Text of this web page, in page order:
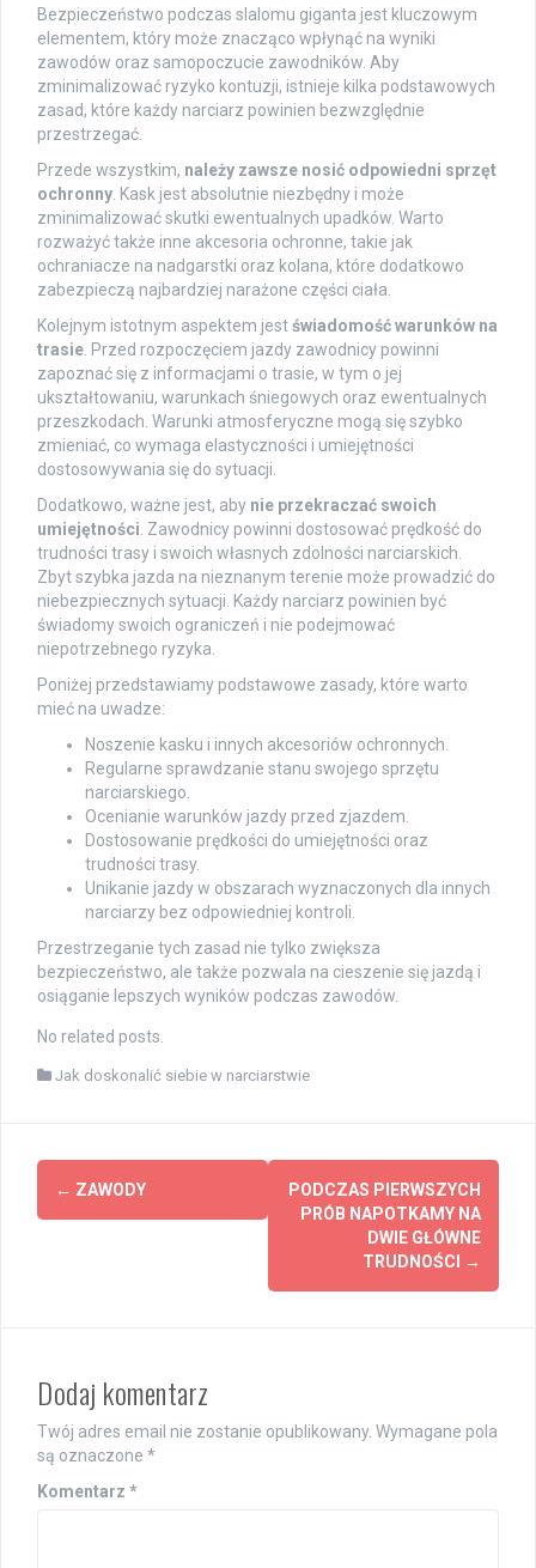
Bezpieczeństwo podczas slalomu giganta jest kluczowym
elementem, który może znacząco wpłynąć na wyniki
zawodów oraz samopoczucie zawodników. Aby
zminimalizować ryzyko kontuzji, istnieje kilka podstawowych
zasad, które każdy narciarz powinien bezwzględnie
przestrzegać.
Przede wszystkim, należy zawsze nosić odpowiedni sprzęt
ochronny. Kask jest absolutnie niezbędny i może
zminimalizować skutki ewentualnych upadków. Warto
rozważyć także inne akcesoria ochronne, takie jak
ochraniacze na nadgarstki oraz kolana, które dodatkowo
zabezpieczą najbardziej narażone części ciała.
Kolejnym istotnym aspektem jestświadomość warunków na
trasie. Przed rozpoczęciem jazdy zawodnicy powinni
zapoznać się z informacjami o trasie, w tym o jej
ukształtowaniu, warunkach śniegowych oraz ewentualnych
przeszkodach. Warunki atmosferyczne mogą się szybko
zmieniać, co wymaga elastyczności i umiejętności
dostosowywania się do sytuacji.
Dodatkowo, ważne jest, aby nie przekraczać swoich
umiejętności. Zawodnicy powinni dostosować prędkość do
trudności trasy i swoich własnych zdolności narciarskich.
Zbyt szybka jazda na nieznanym terenie może prowadzić do
niebezpiecznych sytuacji. Każdy narciarz powinien być
świadomy swoich ograniczeń i nie podejmować
niepotrzebnego ryzyka.
Poniżej przedstawiamy podstawowe zasady, które warto
mieć na uwadze:
Noszenie kasku i innych akcesoriów ochronnych.
Regularne sprawdzanie stanu swojego sprzętu
narciarskiego.
Ocenianie warunków jazdy przed zjazdem.
Dostosowanie prędkości do umiejętności oraz
trudności trasy.
Unikanie jazdy w obszarach wyznaczonych dla innych
narciarzy bez odpowiedniej kontroli.
Przestrzeganie tych zasad nie tylko zwiększa
bezpieczeństwo, ale także pozwala na cieszenie się jazdą i
osiąganie lepszych wyników podczas zawodów.
No related posts.
Jak doskonalić siebie w narciarstwie
Post
navigation
← ZAWODY
PODCZAS PIERWSZYCH
PRÓB NAPOTKAMY NA
DWIE GŁÓWNE
TRUDNOŚCI
→
Dodaj komentarz
Twój adres email nie zostanie opublikowany. Wymagane pola
są oznaczone *
Komentarz *